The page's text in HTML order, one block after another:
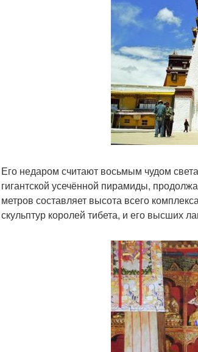
Его недаром считают восьмым чудом
гигантской усечённой пирамиды,
метров составляет высота всего
скульптур королей тибета, и его высших